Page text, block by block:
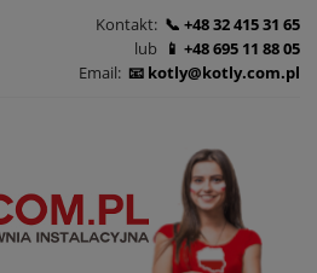
Kontakt:
+48 32 415 31 65
lub
+48 695 11 88 05
Email:
kotly@kotly.com.pl